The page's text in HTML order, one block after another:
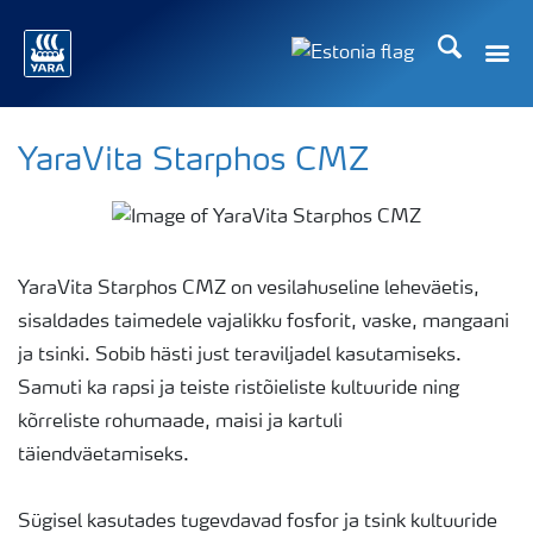
Otsi
YaraVita Starphos CMZ
YaraVita Starphos CMZ on vesilahuseline leheväetis,
sisaldades taimedele vajalikku fosforit, vaske, mangaani
ja tsinki. Sobib hästi just teraviljadel kasutamiseks.
Samuti ka rapsi ja teiste ristõieliste kultuuride ning
kõrreliste rohumaade, maisi ja kartuli
täiendväetamiseks.
Sügisel kasutades tugevdavad fosfor ja tsink kultuuride